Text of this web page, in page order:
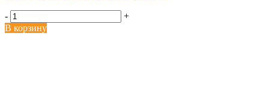
-
+
В корзину